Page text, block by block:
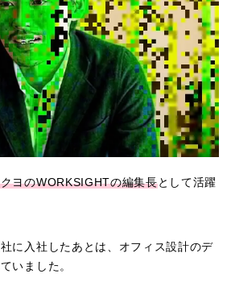
ヨのWORKSIGHTの編集長として活躍
に入社したあとは、オフィス設計のデ
いました。